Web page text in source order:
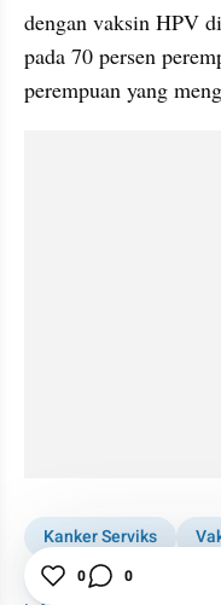
dengan vaksin HPV
pada 70 persen
perempuan yang
Kanker Serviks
Vaksinasi
0 0